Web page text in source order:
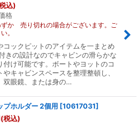
込)
格
ずか 売り切れの場合がございます。ご
。
コックピットのアイテムを一まとめ
きの設計なのでキャビンの滑らかな
付け可能です。ボートやヨットのコ
やキャビンスペースを整理整頓し、
双眼鏡、または身の…
プホルダー 2個用 [10617031]
(税込)